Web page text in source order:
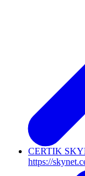
CERTIK
https://